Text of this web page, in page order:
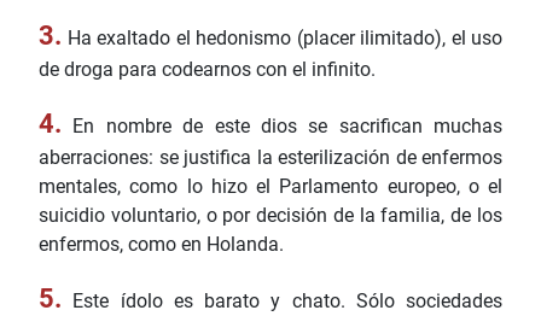
3. Ha exaltado el hedonismo (placer ilimitado), el uso
de droga para codearnos con el infinito.
4. En nombre de este dios se sacrifican muchas
aberraciones: se justifica la esterilización de enfermos
mentales, como lo hizo el Parlamento europeo, o el
suicidio voluntario, o por decisión de la familia, de los
enfermos, como en Holanda.
5. Este ídolo es barato y chato. Sólo sociedades